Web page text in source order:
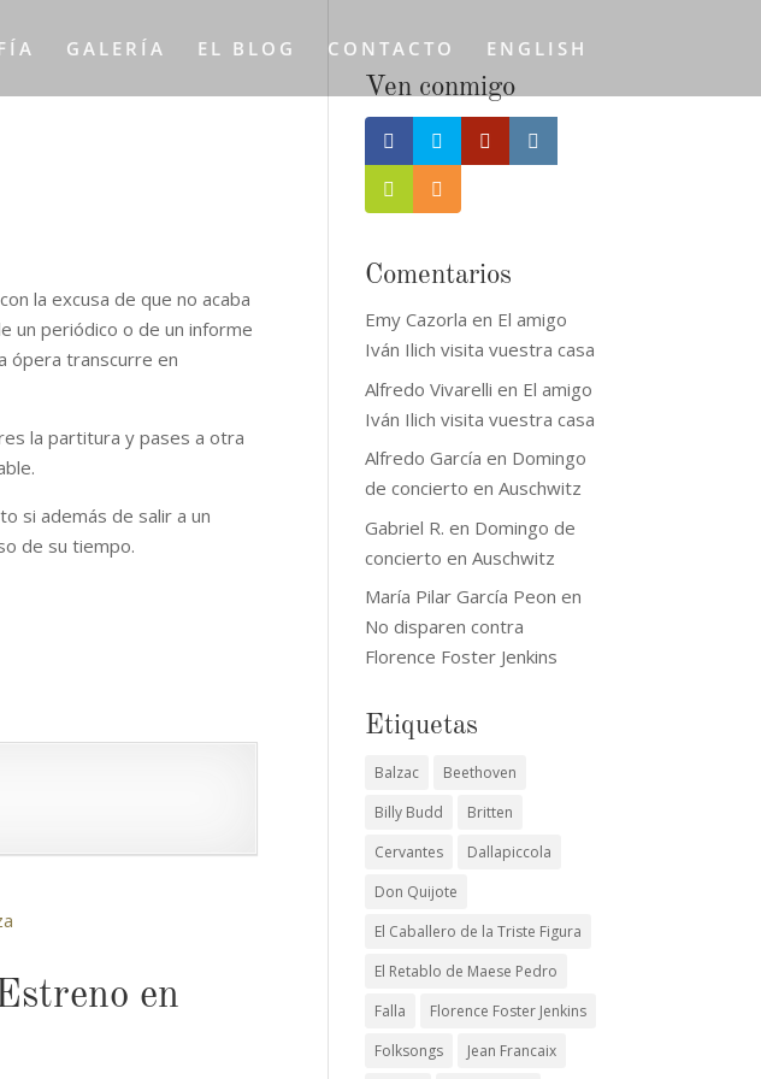
GALERÍA EL BLOG CONTACTO ENGLISH
la excusa de que no acaba
un periódico o de un informe
ópera transcurre en
la partitura y pases a otra
si además de salir a un
de su tiempo.
en
Ven conmigo
Comentarios
Emy Cazorla en El amigo
Iván Ilich visita vuestra casa
Alfredo Vivarelli en El amigo
Iván Ilich visita vuestra casa
Alfredo García en Domingo
de concierto en Auschwitz
Gabriel R. en Domingo de
concierto en Auschwitz
María Pilar García Peon en
No disparen contra
Florence Foster Jenkins
Etiquetas
Balzac
Beethoven
Billy Budd
Britten
Cervantes
Dallapiccola
Don Quijote
El Caballero de la Triste Figura
El Retablo de Maese Pedro
Falla
Florence Foster Jenkins
Folksongs
Jean Francaix